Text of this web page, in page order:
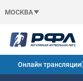
МОСКВА
Онлайн трансляции